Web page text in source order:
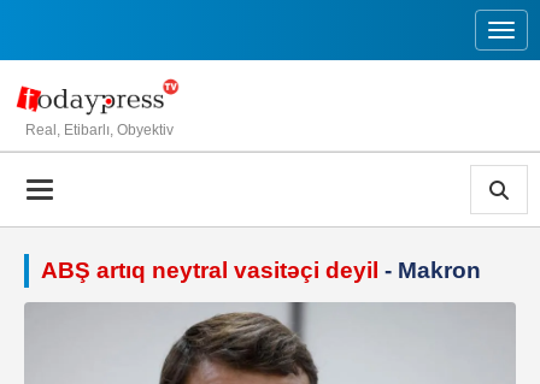
Real, Etibarlı, Obyektiv
ABŞ artıq neytral vasitəçi deyil - Makron